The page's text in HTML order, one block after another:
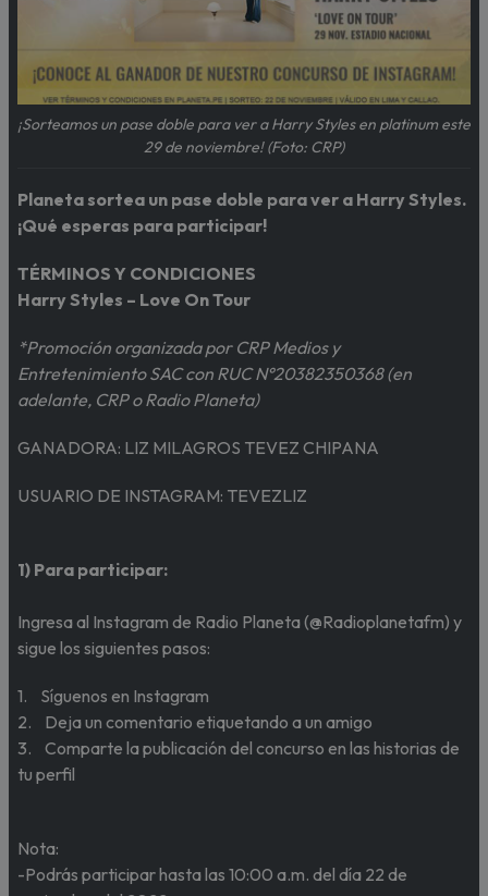
¡Sorteamos un pase doble para ver a Harry Styles en platinum este
29 de noviembre! (Foto: CRP)
Planeta sortea un pase doble para ver a Harry Styles.
¡Qué esperas para participar!
TÉRMINOS Y CONDICIONES
Harry Styles – Love On Tour
*Promoción organizada por CRP Medios y
Entretenimiento SAC con RUC N°20382350368 (en
adelante, CRP o Radio Planeta)
GANADORA: LIZ MILAGROS TEVEZ CHIPANA
USUARIO DE INSTAGRAM: TEVEZLIZ
1) Para participar:
Ingresa al Instagram de Radio Planeta (@Radioplanetafm) y
sigue los siguientes pasos:
1. Síguenos en Instagram
2. Deja un comentario etiquetando a un amigo
3. Comparte la publicación del concurso en las historias de
tu perfil
Nota:
-Podrás participar hasta las 10:00 a.m. del día 22 de